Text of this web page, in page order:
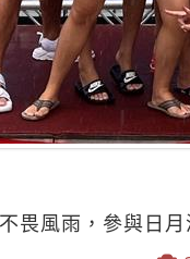
畏風雨，參與日